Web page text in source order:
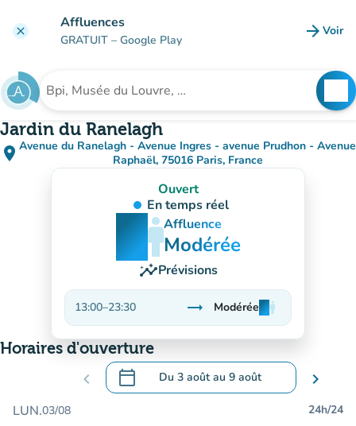
clear Affluences
GRATUIT – Google Play arrow_forward Voir
Rechercher un établissement
Jardin du Ranelagh
place Avenue du Ranelagh - Avenue Ingres - avenue Prudhon - Avenue
Raphaël, 75016 Paris, France
(ouvrir dans Google Maps)
(nouvel onglet)
Ouvert
En temps réel
man
man
manAffluence
Modérée
insightsPrévisions
13:00–23:30 trending_flat
Stable
Modéréeman
man
man
Horaires d'ouverture
chevron_left calendar_today Du 3 aoûtau 9 août
.Ouvrir le calendrier pour changer de
chevron_right
LUN.03/08 24h/24